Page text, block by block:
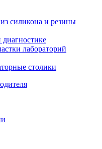
силикона и резины
диагностике
лабораторий
столики